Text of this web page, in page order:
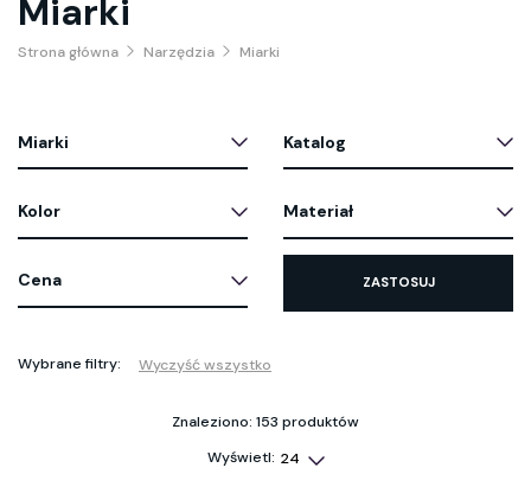
Miarki
Strona główna Narzędzia Miarki
Miarki Katalog
Kolor Materiał
Cena ZASTOSUJ
Wybrane filtry: Wyczyść wszystko
Znaleziono: 153 produktów
Wyświetl: